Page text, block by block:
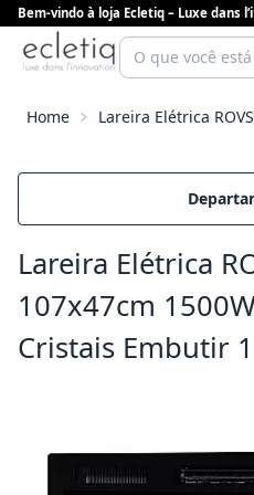
Bem-vindo à loja Ecletiq – Luxe dans
Home Lareira Elétrica
Lareira Elétrica
107x47cm
Cristais Embutir